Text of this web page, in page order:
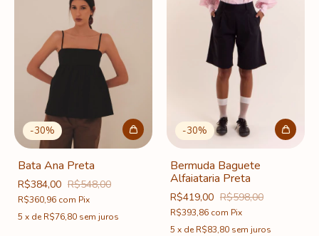
-30%
Bata Ana Preta
R$384,00 R$548,00
R$360,96 com Pix
5 x deR$76,80 sem juros
-30%
Bermuda Baguete
Alfaiataria Preta
R$419,00 R$598,00
R$393,86 com Pix
5 x deR$83,80 sem juros